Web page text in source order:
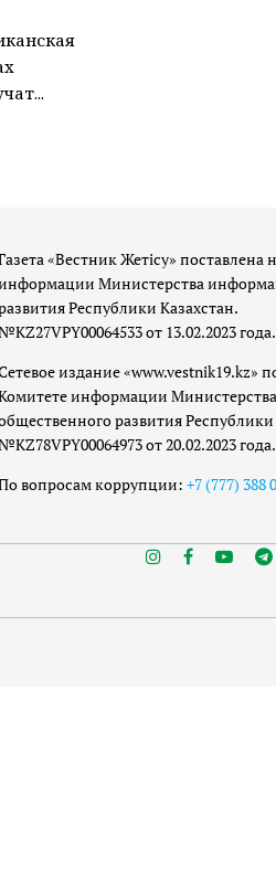
«Вестник Жетісу» поставлена
Министерства
Республики Казахстан.
от 13.02.2023 года.
издание «www.vestnik19.kz»
информации
развития Республики
от 20.02.2023 года.
вопросам коррупции: +7 (777) 388